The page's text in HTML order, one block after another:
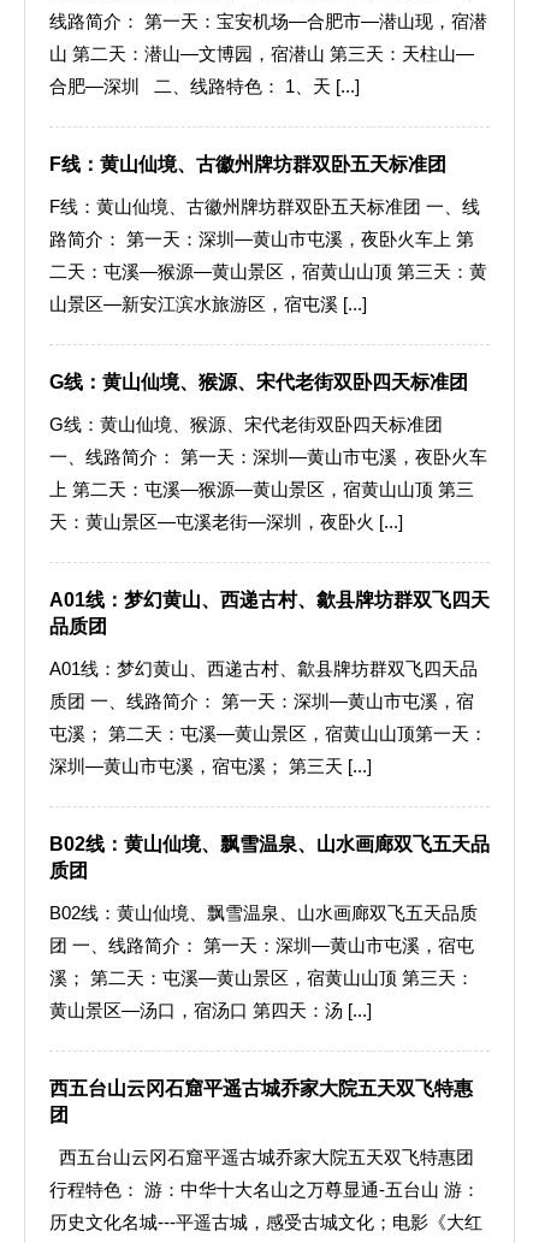
线路简介： 第一天：宝安机场—合肥市—潜山现，宿潜
山 第二天：潜山—文博园，宿潜山 第三天：天柱山—
合肥—深圳 二、线路特色： 1、天 [...]
F线：黄山仙境、古徽州牌坊群双卧五天标准团
F线：黄山仙境、古徽州牌坊群双卧五天标准团 一、线
路简介： 第一天：深圳—黄山市屯溪，夜卧火车上 第
二天：屯溪—猴源—黄山景区，宿黄山山顶 第三天：黄
山景区—新安江滨水旅游区，宿屯溪 [...]
G线：黄山仙境、猴源、宋代老街双卧四天标准团
G线：黄山仙境、猴源、宋代老街双卧四天标准团
一、线路简介： 第一天：深圳—黄山市屯溪，夜卧火车
上 第二天：屯溪—猴源—黄山景区，宿黄山山顶 第三
天：黄山景区—屯溪老街—深圳，夜卧火 [...]
A01线：梦幻黄山、西递古村、歙县牌坊群双飞四天
品质团
A01线：梦幻黄山、西递古村、歙县牌坊群双飞四天品
质团 一、线路简介： 第一天：深圳—黄山市屯溪，宿
屯溪； 第二天：屯溪—黄山景区，宿黄山山顶第一天：
深圳—黄山市屯溪，宿屯溪； 第三天 [...]
B02线：黄山仙境、飘雪温泉、山水画廊双飞五天品
质团
B02线：黄山仙境、飘雪温泉、山水画廊双飞五天品质
团 一、线路简介： 第一天：深圳—黄山市屯溪，宿屯
溪； 第二天：屯溪—黄山景区，宿黄山山顶 第三天：
黄山景区—汤口，宿汤口 第四天：汤 [...]
西五台山云冈石窟平遥古城乔家大院五天双飞特惠
团
西五台山云冈石窟平遥古城乔家大院五天双飞特惠团
行程特色： 游：中华十大名山之万尊显通-五台山 游：
历史文化名城---平遥古城，感受古城文化；电影《大红